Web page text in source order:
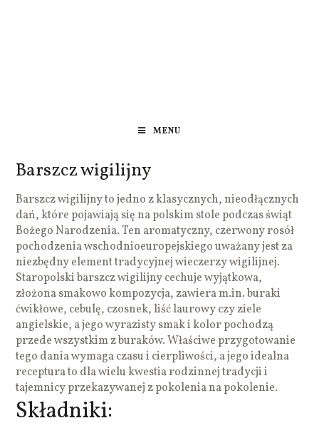
MENU
Barszcz wigilijny
Barszcz wigilijny to jedno z klasycznych, nieodłącznych
dań, które pojawiają się na polskim stole podczas świąt
Bożego Narodzenia. Ten aromatyczny, czerwony rosół
pochodzenia wschodnioeuropejskiego uważany jest za
niezbędny element tradycyjnej wieczerzy wigilijnej.
Staropolski barszcz wigilijny cechuje wyjątkowa,
złożona smakowo kompozycja, zawiera m.in. buraki
ćwikłowe, cebulę, czosnek, liść laurowy czy ziele
angielskie, a jego wyrazisty smak i kolor pochodzą
przede wszystkim z buraków. Właściwe przygotowanie
tego dania wymaga czasu i cierpliwości, a jego idealna
receptura to dla wielu kwestia rodzinnej tradycji i
tajemnicy przekazywanej z pokolenia na pokolenie.
Składniki: